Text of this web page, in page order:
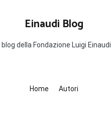
Einaudi Blog
Il blog della Fondazione Luigi Einaudi
Home Autori